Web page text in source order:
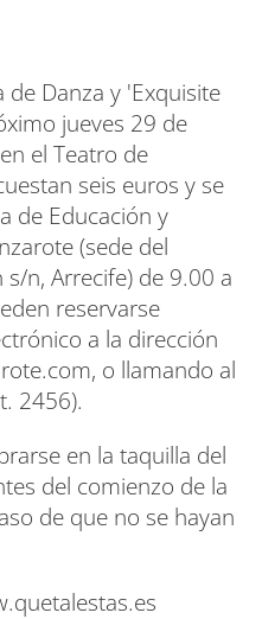
Danza y 'Exquisite
jueves 29 de
el Teatro de
seis euros y se
de Educación y
(sede del
s/n, Arrecife) de 9.00 a
reservarse
a la dirección
o llamando al
2456).
en la taquilla del
del comienzo de la
de que no se hayan